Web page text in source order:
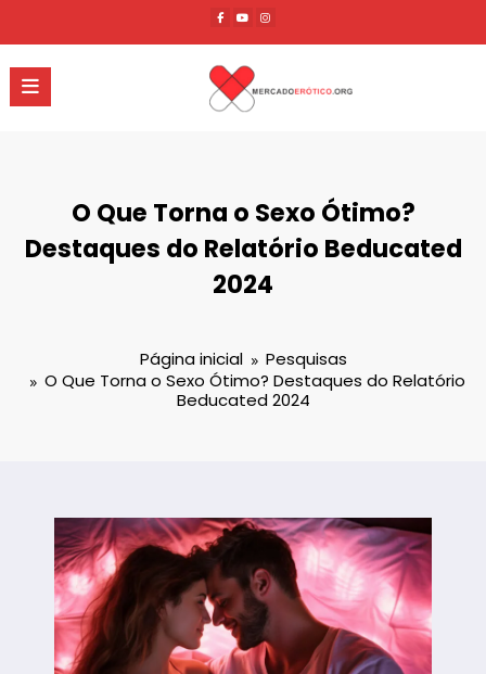
o
conteúdo
O Que Torna o Sexo Ótimo?
Destaques do Relatório Beducated
2024
Página inicial
Pesquisas
O Que Torna o Sexo Ótimo? Destaques do Relatório
Beducated 2024